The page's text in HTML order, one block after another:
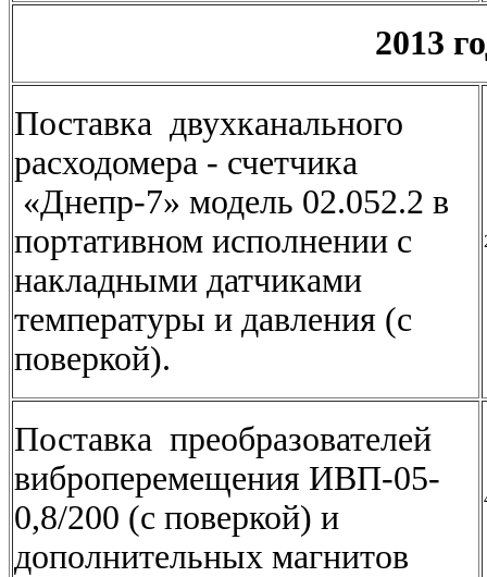
2013
Поставка двухканального
расходомера - счетчика
«Днепр-7» модель 02.052.2 в
портативном исполнении с
накладными датчиками
температуры и давления (с
поверкой).
Поставка преобразователей
виброперемещения ИВП-05-
0,8/200 (с поверкой) и
дополнительных магнитов